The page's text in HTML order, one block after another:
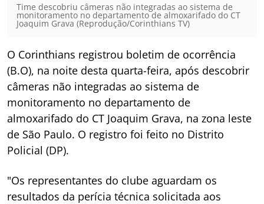
Time descobriu câmeras não integradas ao sistema de
monitoramento no departamento de almoxarifado do CT
Joaquim Grava (Reprodução/Corinthians TV)
O Corinthians registrou boletim de ocorrência
(B.O), na noite desta quarta-feira, após descobrir
câmeras não integradas ao sistema de
monitoramento no departamento de
almoxarifado do CT Joaquim Grava, na zona leste
de São Paulo. O registro foi feito no Distrito
Policial (DP).
"Os representantes do clube aguardam os
resultados da perícia técnica solicitada aos